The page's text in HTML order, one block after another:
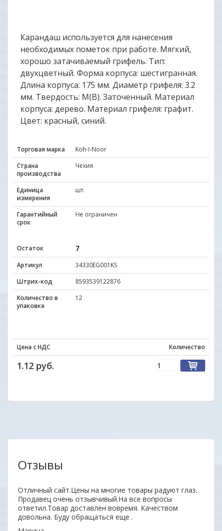
Карандаш используется для нанесения
необходимых пометок при работе. Мягкий,
хорошо затачиваемый грифель. Тип:
двухцветный. Форма корпуса: шестигранная.
Длина корпуса: 175 мм. Диаметр грифеля: 3.2
мм. Твердость: М(В). Заточенный. Материал
корпуса: дерево. Материал грифеля: графит.
Цвет: красный, синий.
Торговая марка
Koh-I-Noor
Страна
производства
Чехия
Единица
измерения
шт.
Гарантийный
срок
Не ограничен
Остаток 7
Артикул
34330EG001KS
Штрих-код
8593539122876
Количество в
упаковке
12
Цена с НДС Количество
1.12 руб.
Отзывы
Отличный сайт.Цены на многие товары радуют глаз.
Продавец очень отзывчивый.На все вопросы
ответил.Товар доставлен вовремя. Качеством
довольна. Буду обращаться еще .